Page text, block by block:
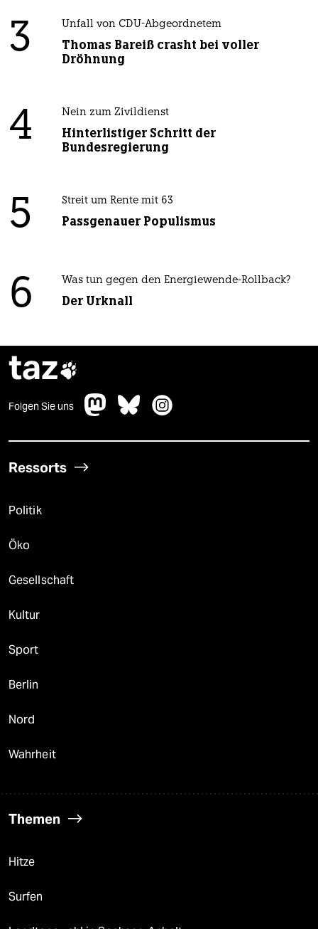
3 Unfall von CDU-Abgeordnetem
Thomas Bareiß crasht bei voller
Dröhnung
4 Nein zum Zivildienst
Hinterlistiger Schritt der
Bundesregierung
5 Streit um Rente mit 63
Passgenauer Populismus
6 Was tun gegen den Energiewende-Rollback?
Der Urknall
taz
Folgen Sie uns
Ressorts
Politik
Öko
Gesellschaft
Kultur
Sport
Berlin
Nord
Wahrheit
Themen
Hitze
Surfen